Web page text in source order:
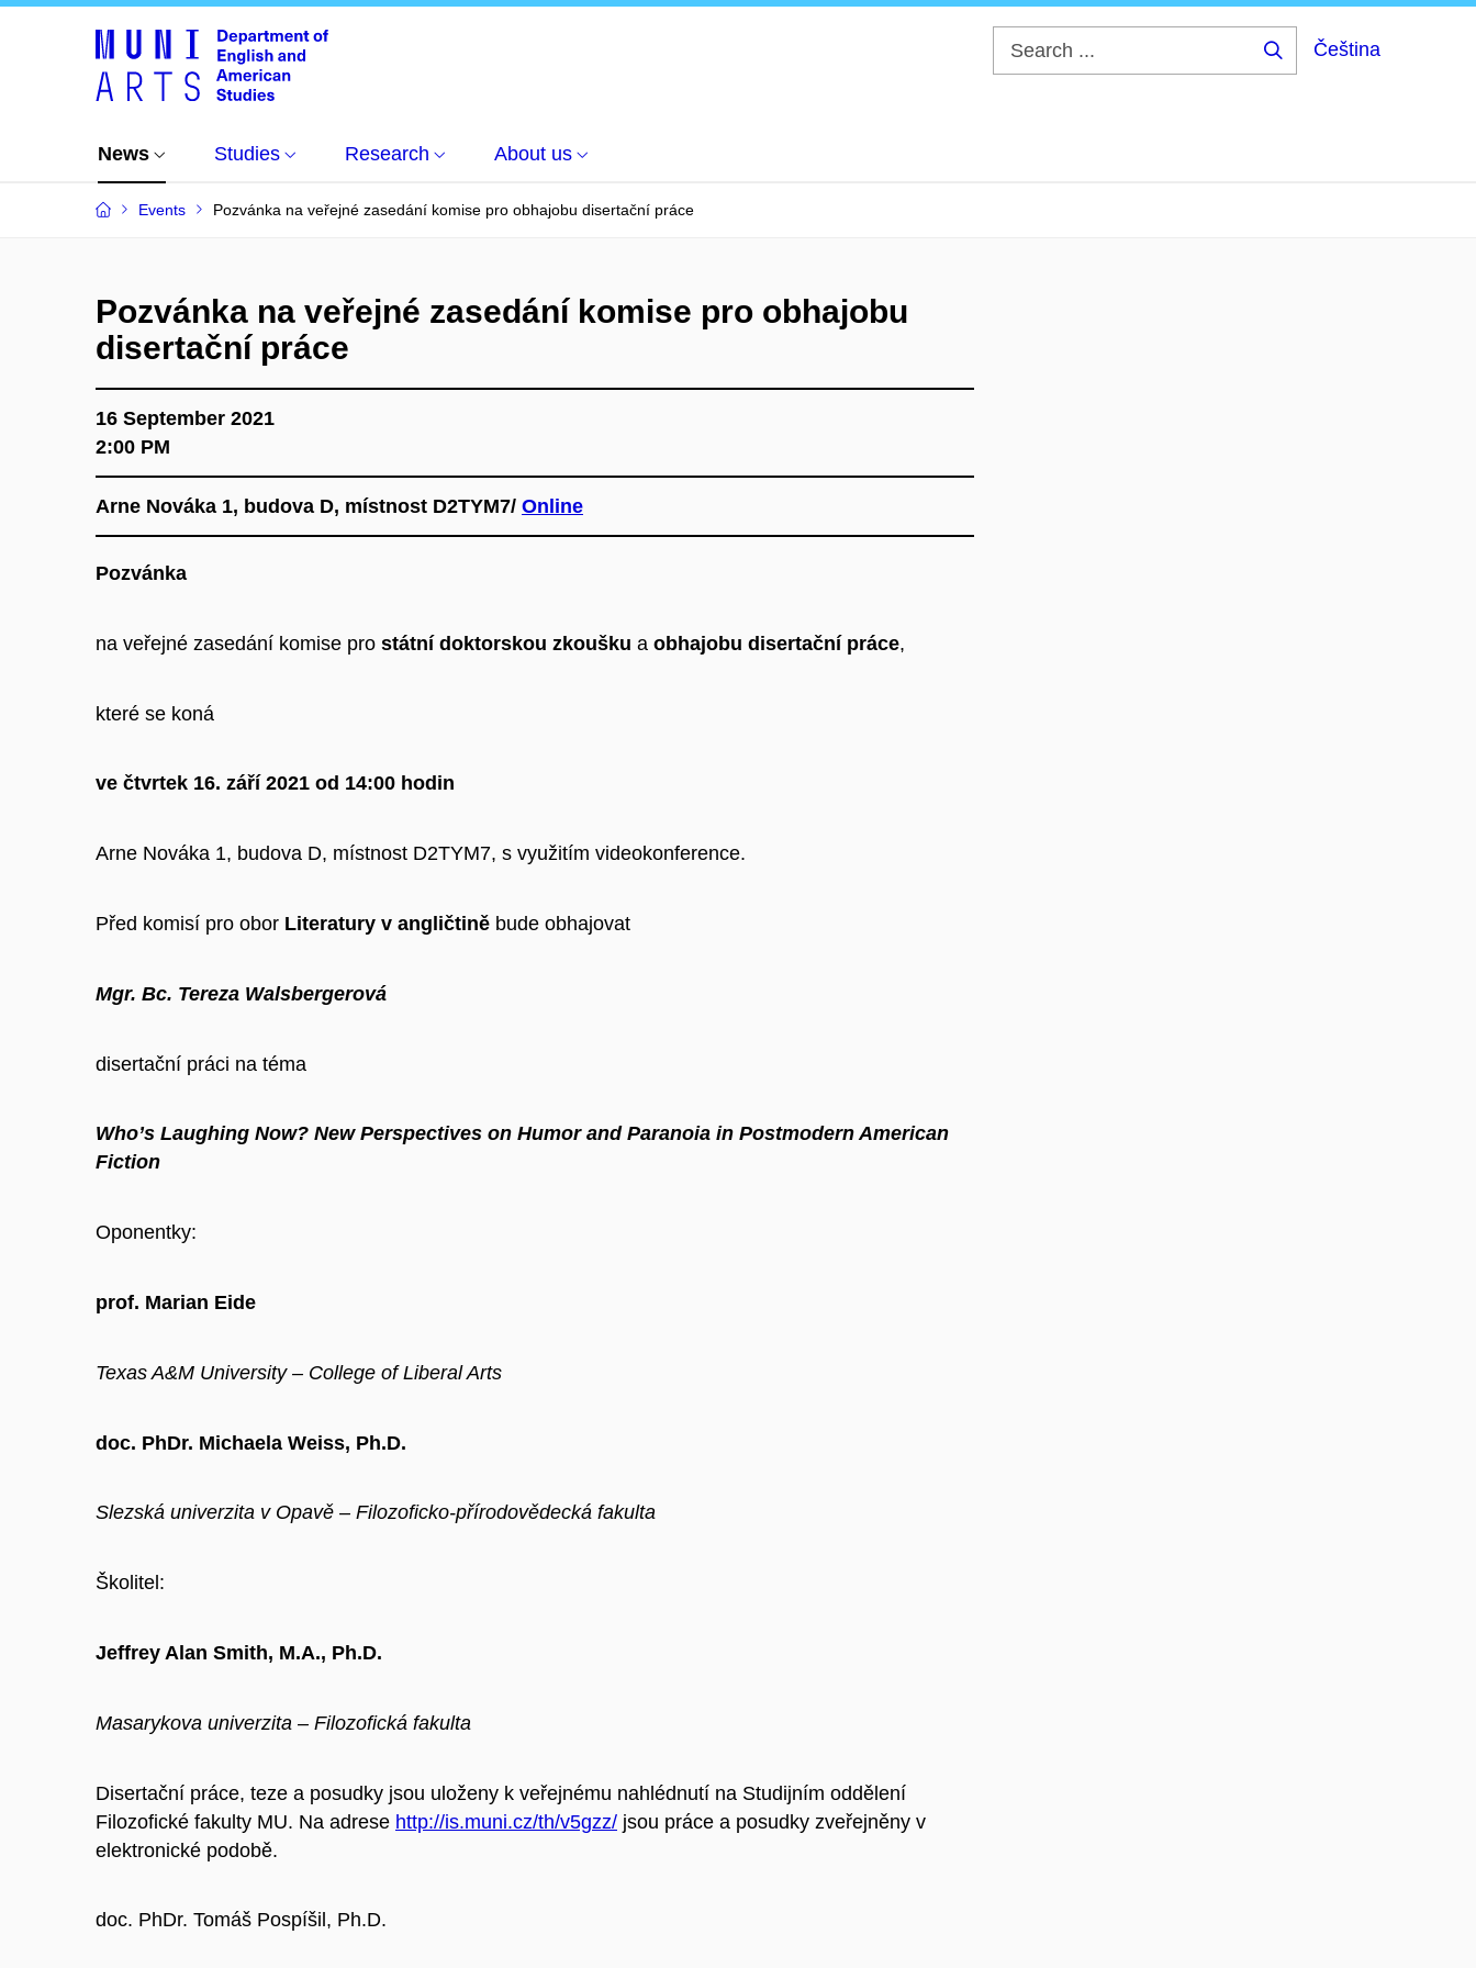
Čeština
News Studies Research About us
Events Pozvánka na veřejné zasedání komise pro obhajobu disertační práce
Pozvánka na veřejné zasedání komise pro obhajobu
disertační práce
16 September 2021
2:00 PM
Arne Nováka 1, budova D, místnost D2TYM7/ Online
Pozvánka
na veřejné zasedání komise pro státní doktorskou zkoušku a obhajobu disertační práce,
které se koná
ve čtvrtek 16. září 2021 od 14:00 hodin
Arne Nováka 1, budova D, místnost D2TYM7, s využitím videokonference.
Před komisí pro obor Literatury v angličtině bude obhajovat
Mgr. Bc. Tereza Walsbergerová
disertační práci na téma
Who’s Laughing Now? New Perspectives on Humor and Paranoia in Postmodern American
Fiction
Oponentky:
prof. Marian Eide
Texas A&M University – College of Liberal Arts
doc. PhDr. Michaela Weiss, Ph.D.
Slezská univerzita v Opavě – Filozoficko-přírodovědecká fakulta
Školitel:
Jeffrey Alan Smith, M.A., Ph.D.
Masarykova univerzita – Filozofická fakulta
Disertační práce, teze a posudky jsou uloženy k veřejnému nahlédnutí na Studijním oddělení
Filozofické fakulty MU. Na adrese http://is.muni.cz/th/v5gzz/ jsou práce a posudky zveřejněny v
elektronické podobě.
doc. PhDr. Tomáš Pospíšil, Ph.D.